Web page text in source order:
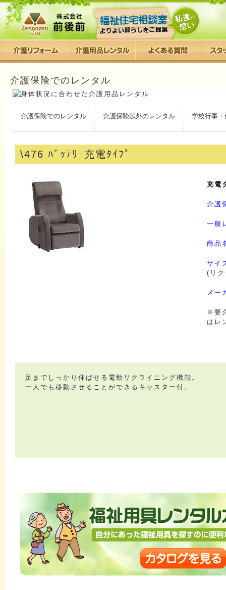
介護保険でのレンタル
介護保険でのレンタル 介護保険以外のレンタル 学校行事・
\476 ﾊﾞｯﾃﾘｰ充電ﾀｲﾌﾟ
充電
介護
一般
商品
サイ
(リ
メー
※要
はレ
足までしっかり伸ばせる電動リクライニング機能。
一人でも移動させることができるキャスター付。